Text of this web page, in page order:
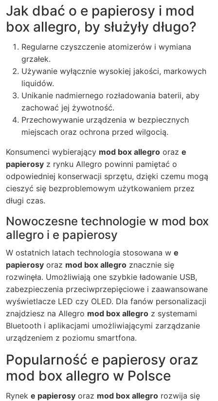
Jak dbać o e papierosy i mod
box allegro, by służyły długo?
Regularne czyszczenie atomizerów i wymiana
grzałek.
Używanie wyłącznie wysokiej jakości, markowych
liquidów.
Unikanie nadmiernego rozładowania baterii, aby
zachować jej żywotność.
Przechowywanie urządzenia w bezpiecznych
miejscach oraz ochrona przed wilgocią.
Konsumenci wybierający mod box allegro oraz e
papierosy z rynku Allegro powinni pamiętać o
odpowiedniej konserwacji sprzętu, dzięki czemu mogą
cieszyć się bezproblemowym użytkowaniem przez
długi czas.
Nowoczesne technologie w mod box
allegro i e papierosy
W ostatnich latach technologia stosowana w e
papierosy oraz mod box allegro znacznie się
rozwinęła. Umożliwiają one szybkie ładowanie USB,
zabezpieczenia przeciwprzepięciowe i zaawansowane
wyświetlacze LED czy OLED. Dla fanów personalizacji
znajdziesz na Allegro mod box allegro z systemami
Bluetooth i aplikacjami umożliwiającymi zarządzanie
urządzeniem z poziomu smartfona.
Popularność e papierosy oraz
mod box allegro w Polsce
Rynek e papierosy oraz mod box allegro rozwija się